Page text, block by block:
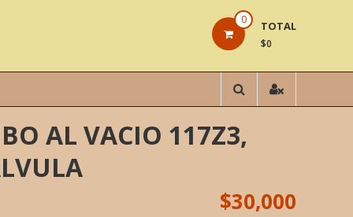
0 TOTAL
$0
AL VACIO 117Z3,
$30,000